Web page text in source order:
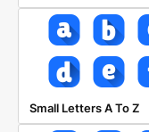
Small Letters A To Z